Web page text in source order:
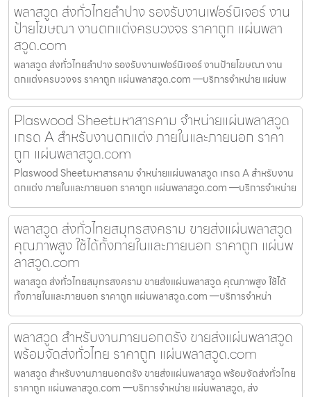
พลาสวูด ส่งทั่วไทยลำปาง รองรับงานเฟอร์นิเจอร์ งาน
ป้ายโฆษณา งานตกแต่งครบวงจร ราคาถูก แผ่นพลา
สวูด.com
พลาสวูด ส่งทั่วไทยลำปาง รองรับงานเฟอร์นิเจอร์ งานป้ายโฆษณา งาน
ตกแต่งครบวงจร ราคาถูก แผ่นพลาสวูด.com —บริการจำหน่าย แผ่นพ
Plaswood Sheetมหาสารคาม จำหน่ายแผ่นพลาสวูด
เกรด A สำหรับงานตกแต่ง ภายในและภายนอก ราคา
ถูก แผ่นพลาสวูด.com
Plaswood Sheetมหาสารคาม จำหน่ายแผ่นพลาสวูด เกรด A สำหรับงาน
ตกแต่ง ภายในและภายนอก ราคาถูก แผ่นพลาสวูด.com —บริการจำหน่าย
พลาสวูด ส่งทั่วไทยสมุทรสงคราม ขายส่งแผ่นพลาสวูด
คุณภาพสูง ใช้ได้ทั้งภายในและภายนอก ราคาถูก แผ่นพ
ลาสวูด.com
พลาสวูด ส่งทั่วไทยสมุทรสงคราม ขายส่งแผ่นพลาสวูด คุณภาพสูง ใช้ได้
ทั้งภายในและภายนอก ราคาถูก แผ่นพลาสวูด.com —บริการจำหน่า
พลาสวูด สำหรับงานภายนอกตรัง ขายส่งแผ่นพลาสวูด
พร้อมจัดส่งทั่วไทย ราคาถูก แผ่นพลาสวูด.com
พลาสวูด สำหรับงานภายนอกตรัง ขายส่งแผ่นพลาสวูด พร้อมจัดส่งทั่วไทย
ราคาถูก แผ่นพลาสวูด.com —บริการจำหน่าย แผ่นพลาสวูด, ส่ง